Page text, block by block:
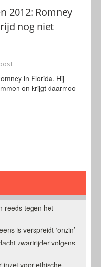
2012: Romney
nog niet
in Florida. Hij
en krijgt daarmee
reeds tegen het
is verspreidt ‘onzin’
zwartrijder volgens
inzet voor ethische